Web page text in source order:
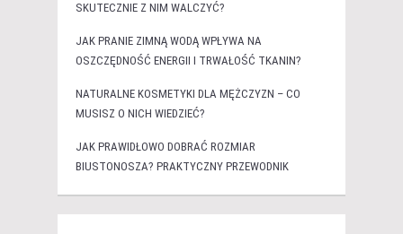
SKUTECZNIE Z NIM WALCZYĆ?
JAK PRANIE ZIMNĄ WODĄ WPŁYWA NA
OSZCZĘDNOŚĆ ENERGII I TRWAŁOŚĆ TKANIN?
NATURALNE KOSMETYKI DLA MĘŻCZYZN – CO
MUSISZ O NICH WIEDZIEĆ?
JAK PRAWIDŁOWO DOBRAĆ ROZMIAR
BIUSTONOSZA? PRAKTYCZNY PRZEWODNIK